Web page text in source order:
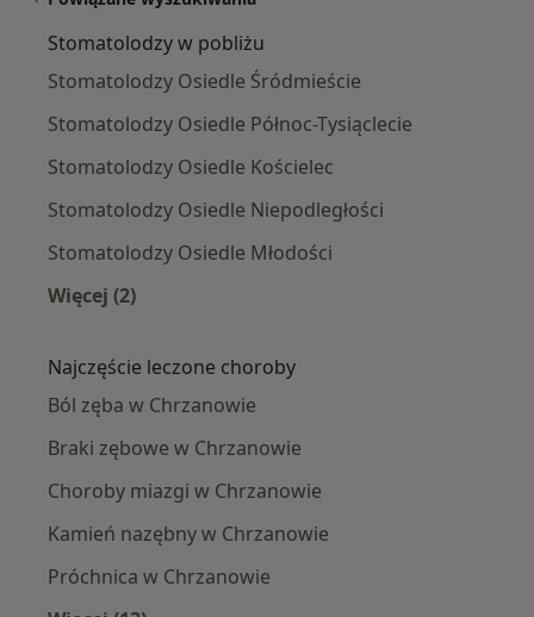
Stomatolodzy w pobliżu
Stomatolodzy Osiedle Śródmieście
Stomatolodzy Osiedle Północ-Tysiąclecie
Stomatolodzy Osiedle Kościelec
Stomatolodzy Osiedle Niepodległości
Stomatolodzy Osiedle Młodości
Więcej (2)
Najczęście leczone choroby
Ból zęba w Chrzanowie
Braki zębowe w Chrzanowie
Choroby miazgi w Chrzanowie
Kamień nazębny w Chrzanowie
Próchnica w Chrzanowie